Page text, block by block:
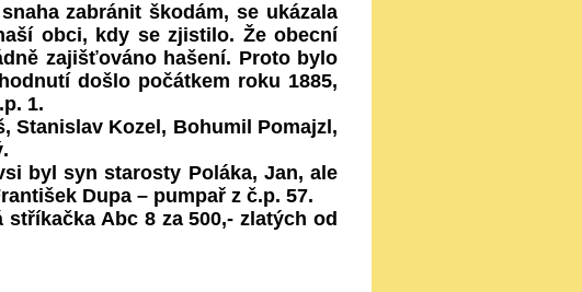
zabránit škodám, se ukázala
obci, kdy se zjistilo. Že obecní
zajišťováno hašení. Proto bylo
došlo počátkem roku 1885,
1.
Kozel, Bohumil Pomajzl,
byl syn starosty Poláka, Jan, ale
Dupa – pumpař z č.p. 57.
Abc 8 za 500,- zlatých od